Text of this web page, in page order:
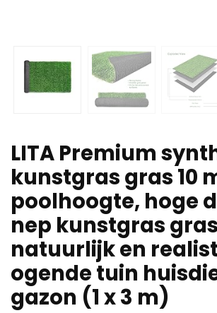
LITA Premium
kunstgras gras 10
poolhoogte, hoge
nep kunstgras
natuurlijk en
ogende tuin
gazon (1 x 3 m)